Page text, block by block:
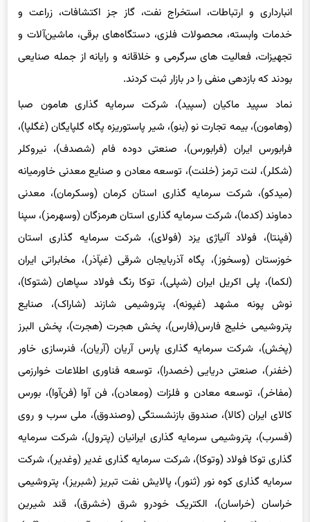
انبارداری و ارتباطات، استخراج نفت، گاز جز اکتشافات، زراعت و
خدمات وابسته، محصولات فلزی، دستگاه‌های برقی، ماشین‌آلات و
تجهیزات، فعالیت های سرگرمی و خلاقانه و رایانه از جمله صنایعی
بودند که بازدهی منفی را در بازار ثبت کردند.
نماد سپید ماکیان (سپید)، شرکت سرمایه گذاری هامون صبا
(وهامون)، بیمه تجارت نو (بنو)، شیر پاستوریزه پگاه گلپایگان (غگلپا)،
فرابورس ایران (فرابورس)، صنعتی دوده فام (شصدف)، نیروکلر
(شکلر)، لنت ترمز (خلنت)، توسعه معادن و صنایع معدنی خاورمیانه
(میدکو)، شرکت سرمایه گذاری استان کرمان (وسکرمان)، معدنی
دماوند (کدما)، شرکت سرمایه گذاری استان هرمزگان (وسهرمز)، سپنا
(فپنتا)، فولاد آلیاژی یزد (فولای)، شرکت سرمایه گذاری استان
خوزستان (وسخوز)، پگاه آذربایجان شرقی (غپآذر)، مخابراتی ایران
(لکما)، پلی اکریل ایران (شپلی)، توکا رنگ فولاد سپاهان (شتوکا)،
نوش پونه مشهد (غپونه)، پتروشیمی شازند (شاراک)، صنایع
پتروشیمی خلیج فارس(فارس)، پخش هجرت (هجرت)، پخش البرز
(پخش)، شرکت سرمایه گذاری پارس آریان (آریان)، فنرسازی خاور
(خفنر)، صنعتی دریایی (خصدرا)، توسعه فناوری اطلاعات خوارزمی
(مفاخر)، توسعه معادن و فلزات (ومعادن)، فن آوا (فن‌آوا)، بورس
کالای ایران (کالا)، صندوق بازنشستگی (وصندوق)، ملی سرب و روی
(فسرب)، پتروشیمی سرمایه گذاری ایرانیان (پترول)، شرکت سرمایه
گذاری توکا فولاد (وتوکا)، شرکت سرمایه گذاری غدیر (وغدیر)، شرکت
سرمایه گذاری کوه نور (ثنور)، پالایش نفت تبریز (شبریز)، پتروشیمی
خراسان (خراسان)، الکتریک خودرو شرق (خشرق)، قند شیرین